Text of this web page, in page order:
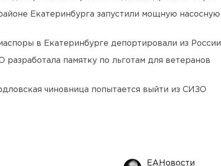
Екатеринбурга запустили мощную насосную
в Екатеринбурге депортировали из России
разработала памятку по льготам для ветеранов
чиновница попытается выйти из СИЗО
ЕАНовости